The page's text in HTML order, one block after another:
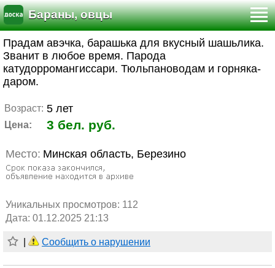
Бараны, овцы
Прадам авэчка, барашька для вкусный шашьлика.
Званит в любое время. Парода
катудорромангиссари. Тюльпановодам и горняка-
даром.
Возраст: 5 лет
Цена: 3 бел. руб.
Место: Минская область, Березино
Уникальных просмотров: 112
Дата: 01.12.2025 21:13
Сообщить о нарушении